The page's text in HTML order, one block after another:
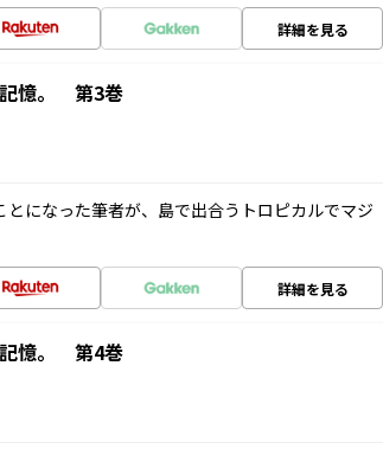
詳細を見る
憶。 第3巻
になった筆者が、島で出合うトロピカルでマジ
詳細を見る
憶。 第4巻